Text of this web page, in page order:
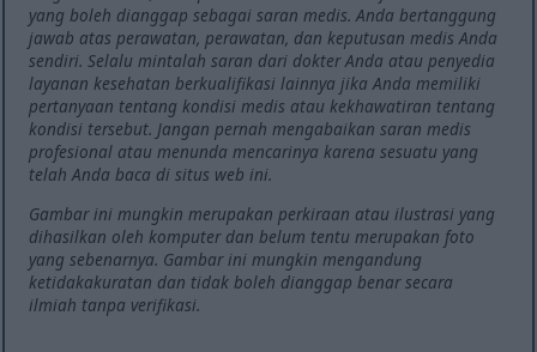
yang boleh dianggap sebagai saran medis. Anda bertanggung
jawab atas perawatan, perawatan, dan keputusan medis Anda
sendiri. Selalu mintalah saran dari dokter Anda atau penyedia
layanan kesehatan berkualifikasi lainnya jika Anda memiliki
pertanyaan tentang kondisi medis atau kekhawatiran tentang
kondisi tersebut. Jangan pernah mengabaikan saran medis
profesional atau menunda mencarinya karena sesuatu yang
telah Anda baca di situs web ini.
Gambar ini mungkin merupakan perkiraan atau ilustrasi yang
dihasilkan oleh komputer dan belum tentu merupakan foto
yang sebenarnya. Gambar ini mungkin mengandung
ketidakakuratan dan tidak boleh dianggap benar secara
ilmiah tanpa verifikasi.